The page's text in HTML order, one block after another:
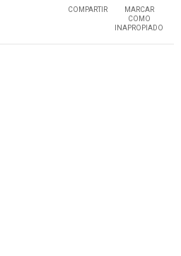
COMPARTIR
MARCAR
COMO
INAPROPIADO